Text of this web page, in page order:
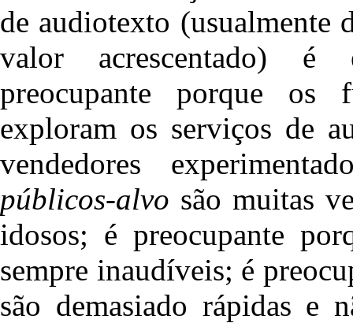
de audiotexto (usualmente
valor acrescentado) é
preocupante porque os
exploram os serviços de
vendedores
públicos-alvo são muitas
idosos; é preocupante
sempre inaudíveis; é
são demasiado rápidas e